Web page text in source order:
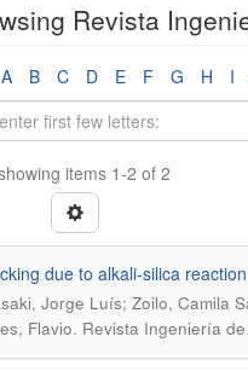
Revista
A B C D E F G H I
items 1-2 of 2
due to alkali-silica
Jorge Luís; Zoilo, Camila
Flavio. Revista Ingeniería